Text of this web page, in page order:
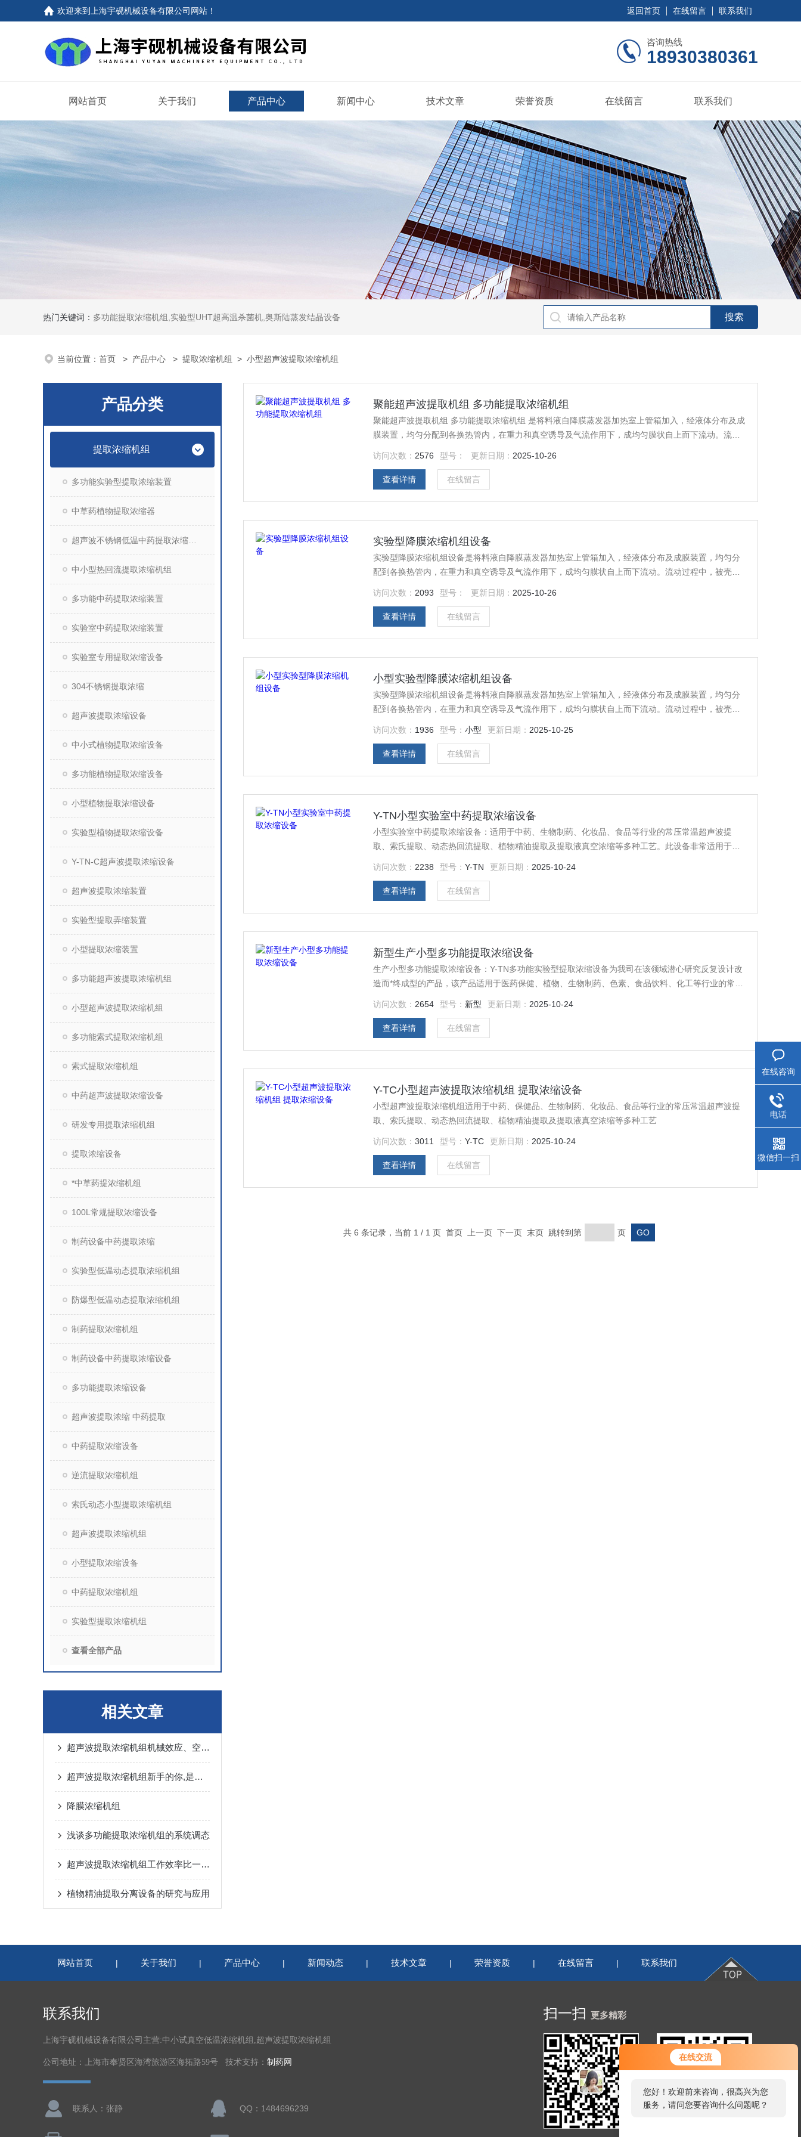
在线交流
您好！欢迎前来咨询，很高兴为您
服务，请问您要咨询什么问题呢？
欢迎来到上海宇砚机械设备有限公司网站！ 返回首页 在线留言 联系我们
咨询热线
18930380361
网站首页 关于我们 产品中心 新闻中心 技术文章 荣誉资质 在线留言 联系我们
热门关键词： 多功能提取浓缩机组,实验型UHT超高温杀菌机,奥斯陆蒸发结晶设备
当前位置： 首页 > 产品中心 > 提取浓缩机组 > 小型超声波提取浓缩机组
产品分类
提取浓缩机组
多功能实验型提取浓缩装置
中草药植物提取浓缩器
中小型热回流提取浓缩机组
多功能中药提取浓缩装置
实验室中药提取浓缩装置
实验室专用提取浓缩设备
304不锈钢提取浓缩
超声波提取浓缩设备
中小式植物提取浓缩设备
多功能植物提取浓缩设备
小型植物提取浓缩设备
实验型植物提取浓缩设备
Y-TN-C超声波提取浓缩设备
超声波提取浓缩装置
实验型提取弄缩装置
小型提取浓缩装置
多功能超声波提取浓缩机组
小型超声波提取浓缩机组
多功能索式提取浓缩机组
索式提取浓缩机组
中药超声波提取浓缩设备
研发专用提取浓缩机组
提取浓缩设备
*中草药提浓缩机组
100L常规提取浓缩设备
制药设备中药提取浓缩
实验型低温动态提取浓缩机组
防爆型低温动态提取浓缩机组
制药提取浓缩机组
制药设备中药提取浓缩设备
多功能提取浓缩设备
超声波提取浓缩 中药提取
中药提取浓缩设备
逆流提取浓缩机组
索氏动态小型提取浓缩机组
超声波提取浓缩机组
小型提取浓缩设备
中药提取浓缩机组
实验型提取浓缩机组
查看全部产品
相关文章
超声波提取浓缩机组机械效应、空化效应以及热效应的理解
超声波提取浓缩机组新手的你,是否有这样的疑惑?
降膜浓缩机组
浅谈多功能提取浓缩机组的系统调态
超声波提取浓缩机组工作效率比一般设备提高了200％～300％左右
植物精油提取分离设备的研究与应用
聚能超声波提取机组 多功能提取浓缩机组
聚能超声波提取机组 多功能提取浓缩机组 是将料液自降膜蒸发器加热室上管箱加入，经液体分布及成
膜装置，均匀分配到各换热管内，在重力和真空诱导及气流作用下，成均匀膜状自上而下流动。流动
分离室排出。
访问次数： 2576 型号： 更新日期： 2025-10-26
查看详情 在线留言
实验型降膜浓缩机组设备
实验型降膜浓缩机组设备是将料液自降膜蒸发器加热室上管箱加入，经液体分布及成膜装置，均匀分
配到各换热管内，在重力和真空诱导及气流作用下，成均匀膜状自上而下流动。流动过程中，被壳程
访问次数： 2093 型号： 更新日期： 2025-10-26
查看详情 在线留言
小型实验型降膜浓缩机组设备
实验型降膜浓缩机组设备是将料液自降膜蒸发器加热室上管箱加入，经液体分布及成膜装置，均匀分
配到各换热管内，在重力和真空诱导及气流作用下，成均匀膜状自上而下流动。流动过程中，被壳程
访问次数： 1936 型号：小型 更新日期： 2025-10-25
查看详情 在线留言
Y-TN小型实验室中药提取浓缩设备
小型实验室中药提取浓缩设备：适用于中药、生物制药、化妆品、食品等行业的常压常温超声波提
取、索氏提取、动态热回流提取、植物精油提取及提取液真空浓缩等多种工艺。此设备非常适用于高
访问次数： 2238 型号：Y-TN 更新日期： 2025-10-24
查看详情 在线留言
新型生产小型多功能提取浓缩设备
生产小型多功能提取浓缩设备：Y-TN多功能实验型提取浓缩设备为我司在该领域潜心研究反复设计改
造而*终成型的产品，该产品适用于医药保健、植物、生物制药、色素、食品饮料、化工等行业的常
访问次数： 2654 型号： 新型 更新日期： 2025-10-24
查看详情 在线留言
Y-TC小型超声波提取浓缩机组 提取浓缩设备
小型超声波提取浓缩机组适用于中药、保健品、生物制药、化妆品、食品等行业的常压常温超声波提
取、索氏提取、动态热回流提取、植物精油提取及提取液真空浓缩等多种工艺
访问次数：3011 型号：Y-TC 更新日期： 2025-10-24
查看详情 在线留言
共 6 条记录，当前 1 / 1 页 首页 上一页 下一页 末页 跳转到第 页
网站首页 | 关于我们 | 产品中心 | 新闻动态 | 技术文章 | 荣誉资质 | 在线留言 | 联系我们
联系我们
上海宇砚机械设备有限公司主营:中小试真空低温浓缩机组,超声波提取浓缩机组
公司地址：上海市奉贤区海湾旅游区海拓路59号 技术支持： 制药网
联系人：张静 QQ：1484696239
扫一扫 更多精彩
在线咨询
电话
微信扫一扫